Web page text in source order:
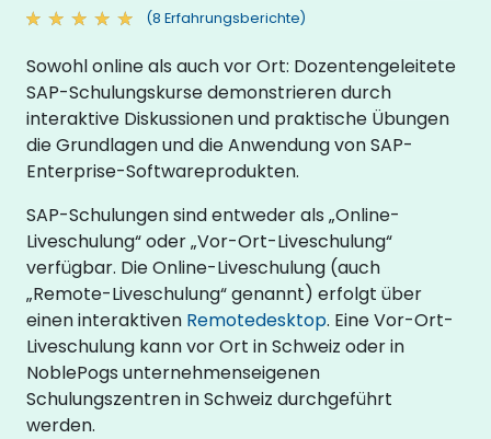
(8 Erfahrungsberichte)
Sowohl online als auch vor Ort: Dozentengeleitete
SAP-Schulungskurse demonstrieren durch
interaktive Diskussionen und praktische Übungen
die Grundlagen und die Anwendung von SAP-
Enterprise-Softwareprodukten.
SAP-Schulungen sind entweder als „Online-
Liveschulung“ oder „Vor-Ort-Liveschulung“
verfügbar. Die Online-Liveschulung (auch
„Remote-Liveschulung“ genannt) erfolgt über
einen interaktiven Remotedesktop. Eine Vor-Ort-
Liveschulung kann vor Ort in Schweiz oder in
NoblePogs unternehmenseigenen
Schulungszentren in Schweiz durchgeführt
werden.